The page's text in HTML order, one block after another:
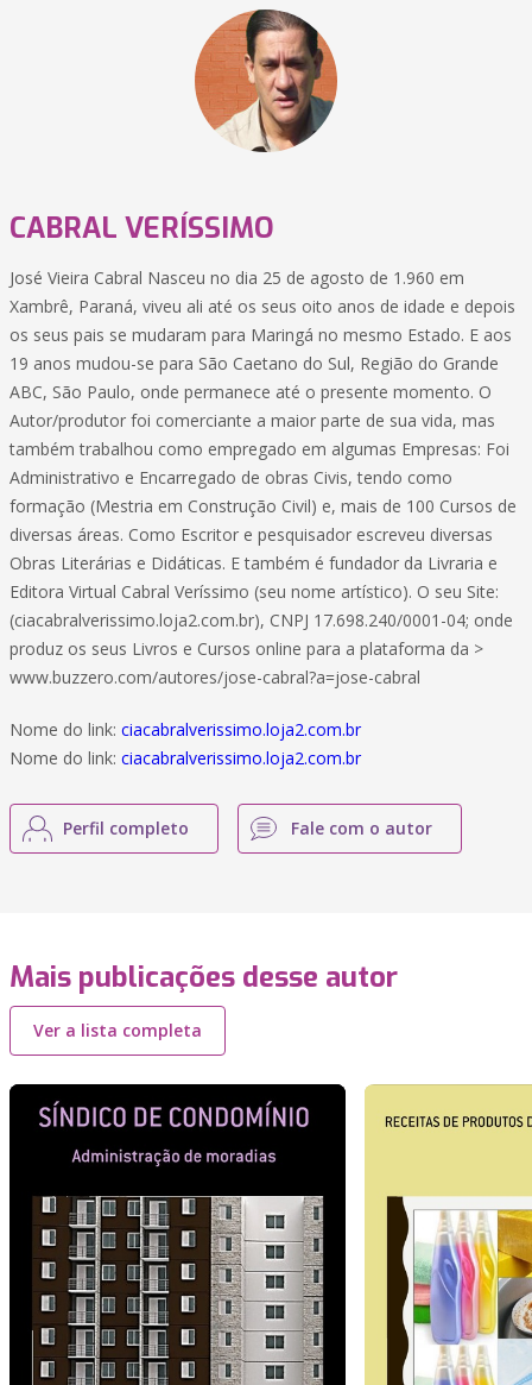
CABRAL VERÍSSIMO
José Vieira Cabral Nasceu no dia 25 de agosto de 1.960 em
Xambrê, Paraná, viveu ali até os seus oito anos de idade e depois
os seus pais se mudaram para Maringá no mesmo Estado. E aos
19 anos mudou-se para São Caetano do Sul, Região do Grande
ABC, São Paulo, onde permanece até o presente momento. O
Autor/produtor foi comerciante a maior parte de sua vida, mas
também trabalhou como empregado em algumas Empresas: Foi
Administrativo e Encarregado de obras Civis, tendo como
formação (Mestria em Construção Civil) e, mais de 100 Cursos de
diversas áreas. Como Escritor e pesquisador escreveu diversas
Obras Literárias e Didáticas. E também é fundador da Livraria e
Editora Virtual Cabral Veríssimo (seu nome artístico). O seu Site:
(ciacabralverissimo.loja2.com.br), CNPJ 17.698.240/0001-04; onde
produz os seus Livros e Cursos online para a plataforma da >
www.buzzero.com/autores/jose-cabral?a=jose-cabral
Nome do link: ciacabralverissimo.loja2.com.br
Nome do link: ciacabralverissimo.loja2.com.br
Perfil completo Fale com o autor
Mais publicações desse autor
Ver a lista completa